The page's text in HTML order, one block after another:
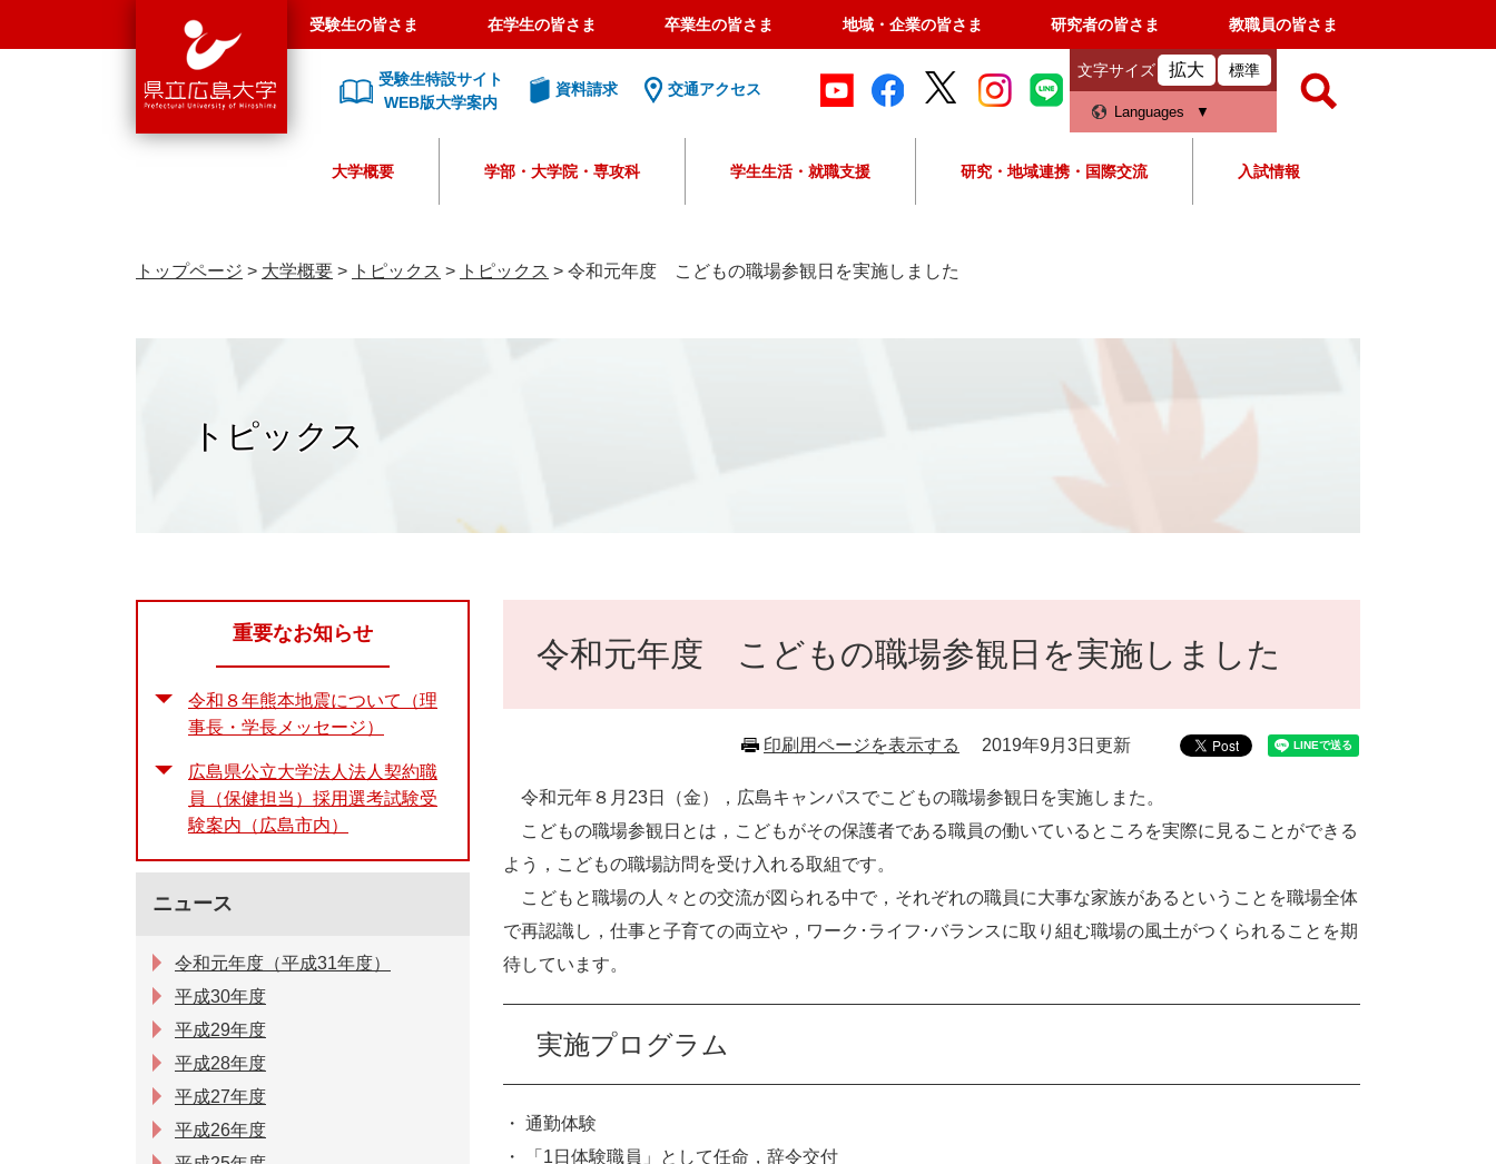
島
大
受験生の皆さま 在学生の皆さま 卒業生の皆さま 地域・企業の皆さま 研究者の皆さま 教職員の皆さま
受験生特設サイト
WEB版大学案内
資料請求 交通アクセス
文字サイズ 拡大 標準
Languages
o
大学概要 学部・大学院・専攻科 学生生活・就職支援 研究・地域連携・国際交流 入試情報
トップページ > 大学概要 > トピックス > トピックス > 令和元年度 こどもの職場参観日を実施しました
トピックス
令和元年度 こどもの職場参観日を実施しました
印刷用ページを表示する 2019年9月3日更新
令和元年８月23日（金），広島キャンパスでこどもの職場参観日を実施しまた。
こどもの職場参観日とは，こどもがその保護者である職員の働いているところを実際に見ることができる
よう，こどもの職場訪問を受け入れる取組です。
こどもと職場の人々との交流が図られる中で，それぞれの職員に大事な家族があるということを職場全体
で再認識し，仕事と子育ての両立や，ワーク･ライフ･バランスに取り組む職場の風土がつくられることを期
待しています。
実施プログラム
・ 通勤体験
・ 「1日体験職員」として任命，辞令交付
重要なお知らせ
令和８年熊本地震について（理
事長・学長メッセージ）
広島県公立大学法人法人契約職
員（保健担当）採用選考試験受
験案内（広島市内）
ニュース
令和元年度（平成31年度）
平成30年度
平成29年度
平成28年度
平成27年度
平成26年度